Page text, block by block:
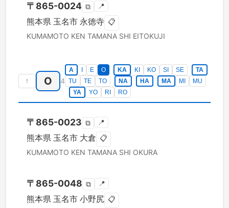
〒 865-0024 ⧉ 📍
熊本県 玉名市 永徳寺 📋
KUMAMOTO KEN TAMANA SHI EITOKUJI
↑ O 4
A E O KA KI KO SI SE
TA
TU
TE TO NA HA MA MI
MU
YA
YO RI RO
〒 865-0023 ⧉ 📍
熊本県 玉名市 大倉 📋
KUMAMOTO KEN TAMANA SHI OKURA
〒 865-0048 ⧉ 📍
熊本県 玉名市 小野尻 📋